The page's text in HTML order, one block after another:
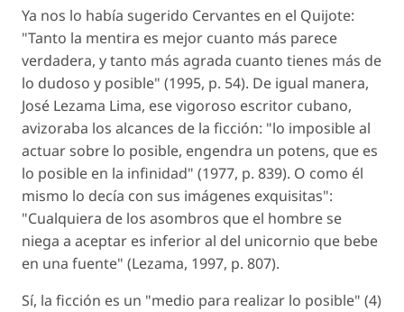
Ya nos lo había sugerido Cervantes en el Quijote:
"Tanto la mentira es mejor cuanto más parece
verdadera, y tanto más agrada cuanto tienes más de
lo dudoso y posible" (1995, p. 54). De igual manera,
José Lezama Lima, ese vigoroso escritor cubano,
avizoraba los alcances de la ficción: "lo imposible al
actuar sobre lo posible, engendra un potens, que es
lo posible en la infinidad" (1977, p. 839). O como él
mismo lo decía con sus imágenes exquisitas":
"Cualquiera de los asombros que el hombre se
niega a aceptar es inferior al del unicornio que bebe
en una fuente" (Lezama, 1997, p. 807).
Sí, la ficción es un "medio para realizar lo posible" (4)